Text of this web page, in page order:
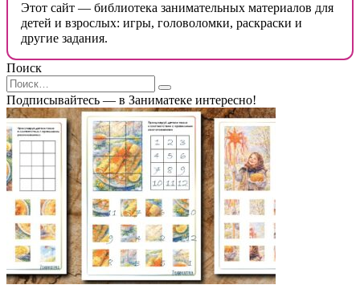
Этот сайт — библиотека занимательных материалов для
детей и взрослых: игры, головоломки, раскраски и
другие задания.
Поиск
Search
for:
Подписывайтесь — в Заниматеке интересно!